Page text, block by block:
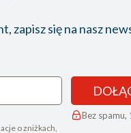
zapisz się na nasz
o zniżkach,
Bez